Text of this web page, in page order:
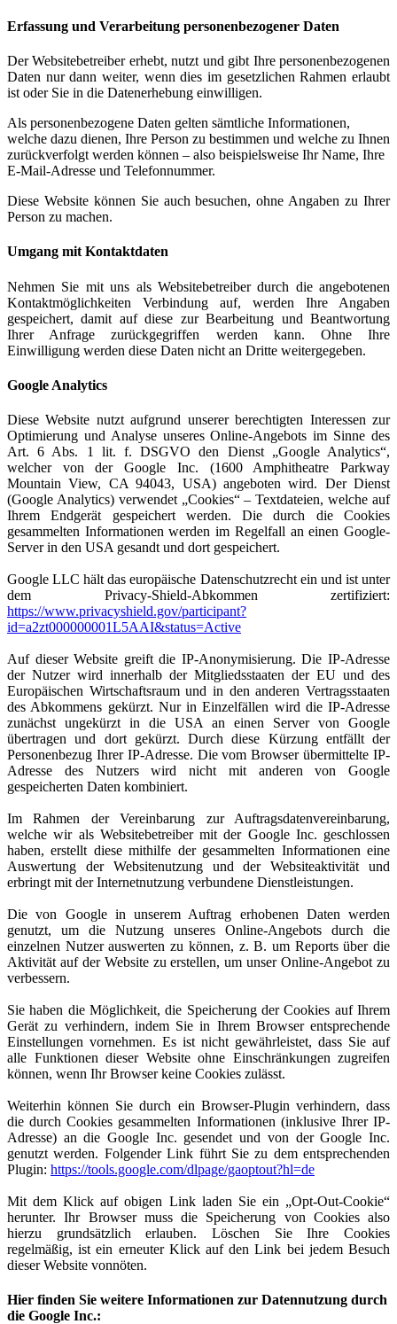
Erfassung und Verarbeitung personenbezogener Daten
Der Websitebetreiber erhebt, nutzt und gibt Ihre personenbezogenen
Daten nur dann weiter, wenn dies im gesetzlichen Rahmen erlaubt
ist oder Sie in die Datenerhebung einwilligen.
Als personenbezogene Daten gelten sämtliche Informationen,
welche dazu dienen, Ihre Person zu bestimmen und welche zu Ihnen
zurückverfolgt werden können – also beispielsweise Ihr Name, Ihre
E-Mail-Adresse und Telefonnummer.
Diese Website können Sie auch besuchen, ohne Angaben zu Ihrer
Person zu machen.
Umgang mit Kontaktdaten
Nehmen Sie mit uns als Websitebetreiber durch die angebotenen
Kontaktmöglichkeiten Verbindung auf, werden Ihre Angaben
gespeichert, damit auf diese zur Bearbeitung und Beantwortung
Ihrer Anfrage zurückgegriffen werden kann. Ohne Ihre
Einwilligung werden diese Daten nicht an Dritte weitergegeben.
Google Analytics
Diese Website nutzt aufgrund unserer berechtigten Interessen zur
Optimierung und Analyse unseres Online-Angebots im Sinne des
Art. 6 Abs. 1 lit. f. DSGVO den Dienst „Google Analytics“,
welcher von der Google Inc. (1600 Amphitheatre Parkway
Mountain View, CA 94043, USA) angeboten wird. Der Dienst
(Google Analytics) verwendet „Cookies“ – Textdateien, welche auf
Ihrem Endgerät gespeichert werden. Die durch die Cookies
gesammelten Informationen werden im Regelfall an einen Google-
Server in den USA gesandt und dort gespeichert.
Google LLC hält das europäische Datenschutzrecht ein und ist unter
dem Privacy-Shield-Abkommen zertifiziert:
https://www.privacyshield.gov/participant?
id=a2zt000000001L5AAI&status=Active
Auf dieser Website greift die IP-Anonymisierung. Die IP-Adresse
der Nutzer wird innerhalb der Mitgliedsstaaten der EU und des
Europäischen Wirtschaftsraum und in den anderen Vertragsstaaten
des Abkommens gekürzt. Nur in Einzelfällen wird die IP-Adresse
zunächst ungekürzt in die USA an einen Server von Google
übertragen und dort gekürzt. Durch diese Kürzung entfällt der
Personenbezug Ihrer IP-Adresse. Die vom Browser übermittelte IP-
Adresse des Nutzers wird nicht mit anderen von Google
gespeicherten Daten kombiniert.
Im Rahmen der Vereinbarung zur Auftragsdatenvereinbarung,
welche wir als Websitebetreiber mit der Google Inc. geschlossen
haben, erstellt diese mithilfe der gesammelten Informationen eine
Auswertung der Websitenutzung und der Websiteaktivität und
erbringt mit der Internetnutzung verbundene Dienstleistungen.
Die von Google in unserem Auftrag erhobenen Daten werden
genutzt, um die Nutzung unseres Online-Angebots durch die
einzelnen Nutzer auswerten zu können, z. B. um Reports über die
Aktivität auf der Website zu erstellen, um unser Online-Angebot zu
verbessern.
Sie haben die Möglichkeit, die Speicherung der Cookies auf Ihrem
Gerät zu verhindern, indem Sie in Ihrem Browser entsprechende
Einstellungen vornehmen. Es ist nicht gewährleistet, dass Sie auf
alle Funktionen dieser Website ohne Einschränkungen zugreifen
können, wenn Ihr Browser keine Cookies zulässt.
Weiterhin können Sie durch ein Browser-Plugin verhindern, dass
die durch Cookies gesammelten Informationen (inklusive Ihrer IP-
Adresse) an die Google Inc. gesendet und von der Google Inc.
genutzt werden. Folgender Link führt Sie zu dem entsprechenden
Plugin: https://tools.google.com/dlpage/gaoptout?hl=de
Mit dem Klick auf obigen Link laden Sie ein „Opt-Out-Cookie“
herunter. Ihr Browser muss die Speicherung von Cookies also
hierzu grundsätzlich erlauben. Löschen Sie Ihre Cookies
regelmäßig, ist ein erneuter Klick auf den Link bei jedem Besuch
dieser Website vonnöten.
Hier finden Sie weitere Informationen zur Datennutzung durch
die Google Inc.: